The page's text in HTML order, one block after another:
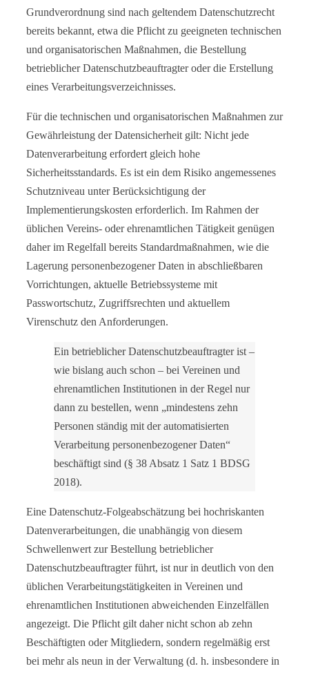
Grundverordnung sind nach geltendem Datenschutzrecht
bereits bekannt, etwa die Pflicht zu geeigneten technischen
und organisatorischen Maßnahmen, die Bestellung
betrieblicher Datenschutzbeauftragter oder die Erstellung
eines Verarbeitungsverzeichnisses.
Für die technischen und organisatorischen Maßnahmen zur
Gewährleistung der Datensicherheit gilt: Nicht jede
Datenverarbeitung erfordert gleich hohe
Sicherheitsstandards. Es ist ein dem Risiko angemessenes
Schutzniveau unter Berücksichtigung der
Implementierungskosten erforderlich. Im Rahmen der
üblichen Vereins- oder ehrenamtlichen Tätigkeit genügen
daher im Regelfall bereits Standardmaßnahmen, wie die
Lagerung personenbezogener Daten in abschließbaren
Vorrichtungen, aktuelle Betriebssysteme mit
Passwortschutz, Zugriffsrechten und aktuellem
Virenschutz den Anforderungen.
Ein betrieblicher Datenschutzbeauftragter ist –
wie bislang auch schon – bei Vereinen und
ehrenamtlichen Institutionen in der Regel nur
dann zu bestellen, wenn „mindestens zehn
Personen ständig mit der automatisierten
Verarbeitung personenbezogener Daten“
beschäftigt sind (§ 38 Absatz 1 Satz 1 BDSG
2018).
Eine Datenschutz-Folgeabschätzung bei hochriskanten
Datenverarbeitungen, die unabhängig von diesem
Schwellenwert zur Bestellung betrieblicher
Datenschutzbeauftragter führt, ist nur in deutlich von den
üblichen Verarbeitungstätigkeiten in Vereinen und
ehrenamtlichen Institutionen abweichenden Einzelfällen
angezeigt. Die Pflicht gilt daher nicht schon ab zehn
Beschäftigten oder Mitgliedern, sondern regelmäßig erst
bei mehr als neun in der Verwaltung (d. h. insbesondere in